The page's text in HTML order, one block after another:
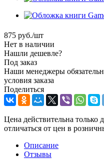
875 руб./шт
Нет в наличии
Нашли дешевле?
Под заказ
Наши менеджеры
условия заказа
Поделиться
Цена действительна только
отличаться от цен в
Описание
Отзывы